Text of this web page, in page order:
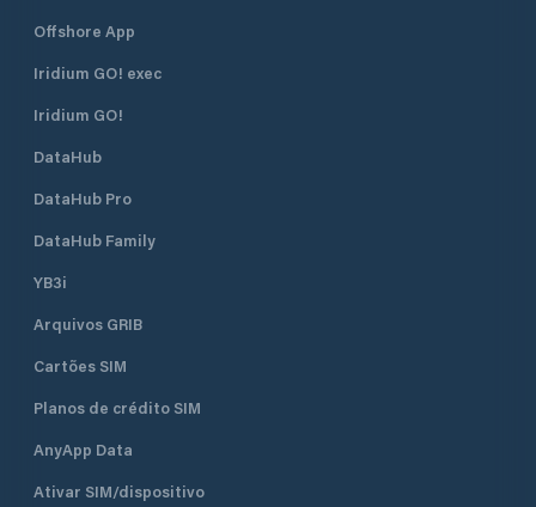
Offshore App
Iridium GO! exec
Iridium GO!
DataHub
DataHub Pro
DataHub Family
YB3i
Arquivos GRIB
Cartões SIM
Planos de crédito SIM
AnyApp Data
Ativar SIM/dispositivo